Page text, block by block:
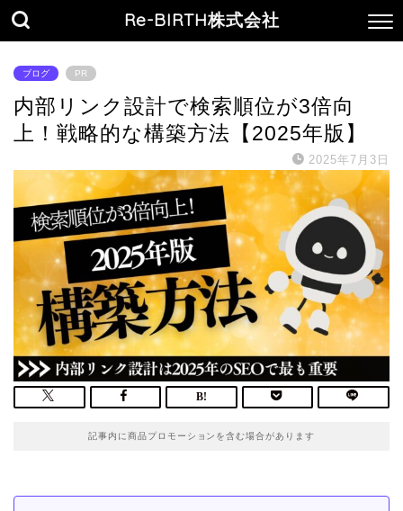
Re-BIRTH株式会社
ブログ PR
内部リンク設計で検索順位が3倍向
上！戦略的な構築方法【2025年版】
2025年7月3日
記事内に商品プロモーションを含む場合があります